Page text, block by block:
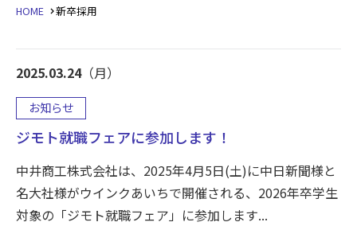
HOME 新卒採用
2025.03.24（月）
お知らせ
ジモト就職フェアに参加します！
中井商工株式会社は、2025年4月5日(土)に中日新聞様と
名大社様がウインクあいちで開催される、2026年卒学生
対象の「ジモト就職フェア」に参加します...